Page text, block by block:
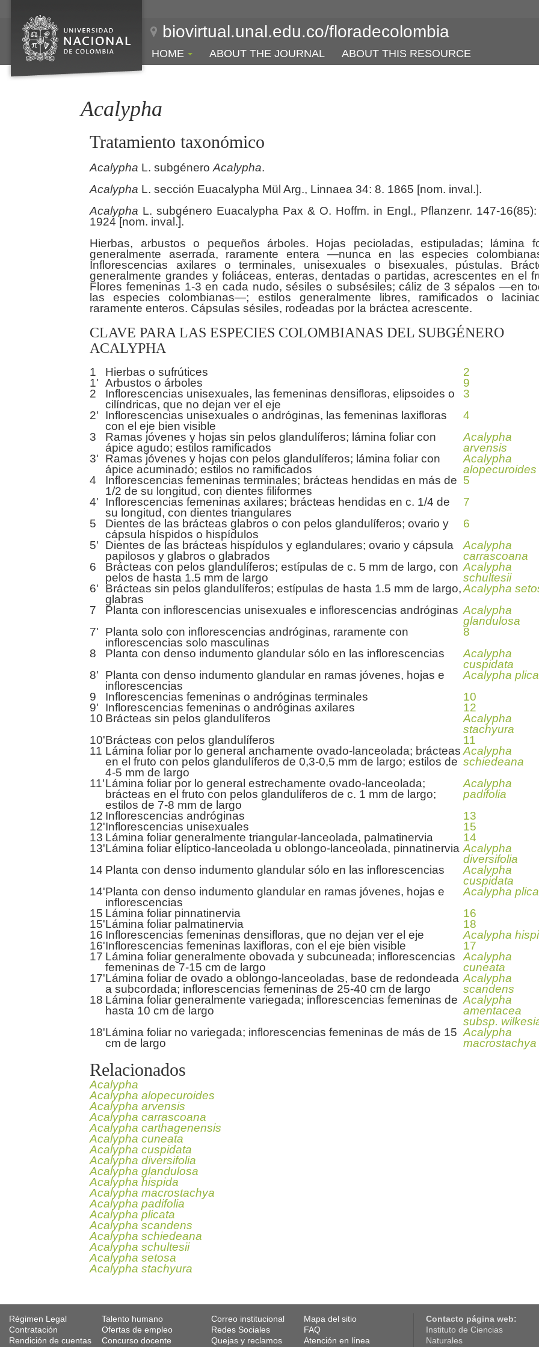
biovirtual.unal.edu.co/floradecolombia
HOME ABOUT THE JOURNAL ABOUT THIS RESOURCE
Acalypha
Tratamiento taxonómico
Acalypha L. subgéneroAcalypha.
Acalypha L. sección Euacalypha Mül Arg., Linnaea 34: 8. 1865 [nom. inval.].
Acalypha L. subgénero Euacalypha Pax & O. Hoffm. in Engl., Pflanzenr. 147-16(85):
1924 [nom. inval.].
Hierbas, arbustos o pequeños árboles. Hojas pecioladas, estipuladas; lámina
generalmente aserrada, raramente entera —nunca en las especies
Inflorescencias axilares o terminales, unisexuales o bisexuales, pústulas.
generalmente grandes y foliáceas, enteras, dentadas o partidas, acrescentes en el
Flores femeninas 1-3 en cada nudo, sésiles o subsésiles; cáliz de 3 sépalos —en
las especies colombianas—; estilos generalmente libres, ramificados o
CLAVE PARA LAS ESPECIES COLOMBIANAS DEL SUBGÉNERO
ACALYPHA
1 Hierbas o sufrútices
2
1' Arbustos o árboles
9
2
Inflorescencias unisexuales, las femeninas densifloras, elipsoides o
cilíndricas, que no dejan ver el eje
3
2'
Inflorescencias unisexuales o andróginas, las femeninas laxifloras
con el eje bien visible
4
3
Ramas jóvenes y hojas sin pelos glandulíferos; lámina foliar con
ápice agudo; estilos ramificados
Acalypha
arvensis
3'
Ramas jóvenes y hojas con pelos glandulíferos; lámina foliar con
ápice acuminado; estilos no ramificados
Acalypha
alopecuroides
4
Inflorescencias femeninas terminales; brácteas hendidas en más de
1/2 de su longitud, con dientes filiformes
5
4'
Inflorescencias femeninas axilares; brácteas hendidas en c. 1/4 de
su longitud, con dientes triangulares
7
5
Dientes de las brácteas glabros o con pelos glandulíferos; ovario y
cápsula híspidos o hispídulos
6
5'
Dientes de las brácteas hispídulos y eglandulares; ovario y cápsula
papilosos y glabros o glabrados
Acalypha
carrascoana
6
Brácteas con pelos glandulíferos; estípulas de c. 5 mm de largo, con
pelos de hasta 1.5 mm de largo
Acalypha
schultesii
6'
Brácteas sin pelos glandulíferos; estípulas de hasta 1.5 mm de largo,
glabras
Acalypha
7
Planta con inflorescencias unisexuales e inflorescencias andróginas Acalypha
glandulosa
7'
Planta solo con inflorescencias andróginas, raramente con
inflorescencias solo masculinas
8
8
Planta con denso indumento glandular sólo en las inflorescencias
Acalypha
cuspidata
8'
Planta con denso indumento glandular en ramas jóvenes, hojas e
inflorescencias
Acalypha
9
Inflorescencias femeninas o andróginas terminales
10
9'
Inflorescencias femeninas o andróginas axilares
12
10 Brácteas sin pelos glandulíferos
Acalypha
stachyura
10'Brácteas con pelos glandulíferos
11
11 Lámina foliar por lo general anchamente ovado-lanceolada; brácteas
en el fruto con pelos glandulíferos de 0,3-0,5 mm de largo; estilos de
4-5 mm de largo
Acalypha
schiedeana
11'Lámina foliar por lo general estrechamente ovado-lanceolada;
brácteas en el fruto con pelos glandulíferos de c. 1 mm de largo;
estilos de 7-8 mm de largo
Acalypha
padifolia
12 Inflorescencias andróginas
13
12'Inflorescencias unisexuales
15
13 Lámina foliar generalmente triangular-lanceolada, palmatinervia
14
13'Lámina foliar elíptico-lanceolada u oblongo-lanceolada, pinnatinervia Acalypha
diversifolia
14 Planta con denso indumento glandular sólo en las inflorescencias
Acalypha
cuspidata
14'Planta con denso indumento glandular en ramas jóvenes, hojas e
inflorescencias
Acalypha
15 Lámina foliar pinnatinervia
16
15'Lámina foliar palmatinervia
18
16 Inflorescencias femeninas densifloras, que no dejan ver el eje
Acalypha
16'Inflorescencias femeninas laxifloras, con el eje bien visible
17
17 Lámina foliar generalmente obovada y subcuneada; inflorescencias
femeninas de 7-15 cm de largo
Acalypha
cuneata
17'Lámina foliar de ovado a oblongo-lanceoladas, base de redondeada
a subcordada; inflorescencias femeninas de 25-40 cm de largo
Acalypha
scandens
18 Lámina foliar generalmente variegada; inflorescencias femeninas de
hasta 10 cm de largo
Acalypha
amentacea
subsp.
18'Lámina foliar no variegada; inflorescencias femeninas de más de 15
cm de largo
Acalypha
macrostachya
Relacionados
Acalypha
Acalypha alopecuroides
Acalypha arvensis
Acalypha carrascoana
Acalypha carthagenensis
Acalypha cuneata
Acalypha cuspidata
Acalypha diversifolia
Acalypha glandulosa
Acalypha hispida
Acalypha macrostachya
Acalypha padifolia
Acalypha plicata
Acalypha scandens
Acalypha schiedeana
Acalypha schultesii
Acalypha setosa
Acalypha stachyura
Régimen Legal
Talento humano
Contratación
Ofertas de empleo
Rendición de cuentas
Concurso docente
Correo institucional
Mapa del sitio
Redes Sociales
FAQ
Quejas y reclamos
Atención en línea
Contacto página web:
Instituto de Ciencias
Naturales